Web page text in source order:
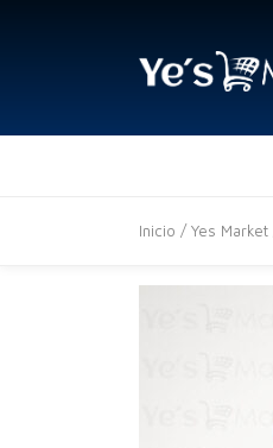
Inicio /Yes Market